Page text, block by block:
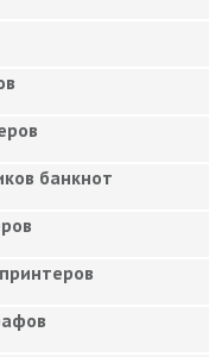
банкнот